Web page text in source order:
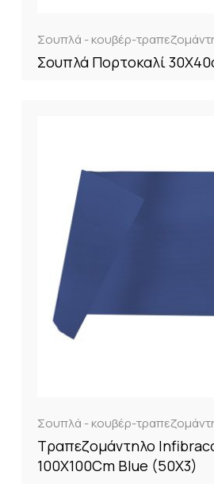
Σουπλά - κουβέρ-
Σουπλά Πορτοκαλί
Σουπλά - κουβέρ-
Τραπεζομάντηλο
100X100Cm Blue (50X3)